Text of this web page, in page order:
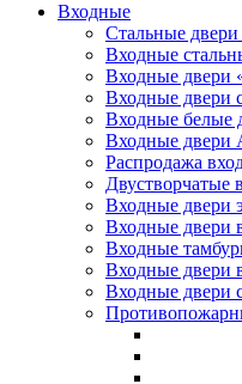
Входные
Стальные двери
Входные
Входные двери
Входные двери
Входные белые
Входные двери
Распродажа
Двустворчатые
Входные двери
Входные двери
Входные
Входные двери
Входные двери